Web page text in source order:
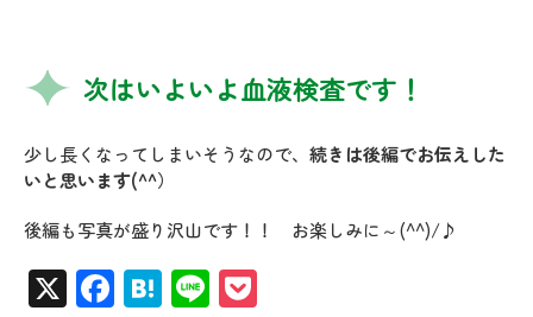
次はいよいよ血液検査です！
少し長くなってしまいそうなので、 続きは後編でお伝えした
いと思います(^^）
後編も写真が盛り沢山です！！ お楽しみに～(^^)/♪
X Facebook
Hatena
Line